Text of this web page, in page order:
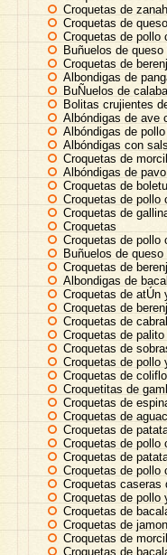
Croquetas de
Croquetas de
Croquetas de pollo
Buñuelos de queso
Croquetas de
Albondigas de
BuÑuelos de
Bolitas crujientes
Albóndigas de ave
Albóndigas de pollo
Albóndigas con
Croquetas de
Albóndigas de
Croquetas de
Croquetas de pollo
Croquetas de
Croquetas
Croquetas de pollo
Buñuelos de queso
Croquetas de
Albondigas de
Croquetas de atÚn
Croquetas de
Croquetas de
Croquetas de
Croquetas de
Croquetas de pollo
Croquetas de
Croquetitas de
Croquetas de
Croquetas de
Croquetas de
Croquetas de pollo
Croquetas de
Croquetas de pollo
Croquetas caseras
Croquetas de pollo
Croquetas de
Croquetas de jamon
Croquetas de
Croquetas de